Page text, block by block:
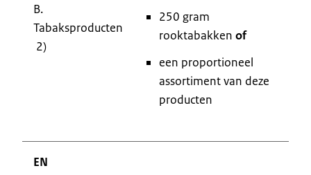
B.
Tabaksproducten
2)
250 gram
rooktabakken of
een proportioneel
assortiment van deze
producten
EN